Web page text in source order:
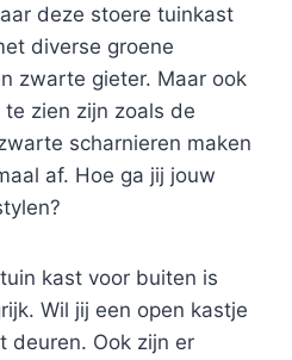
deze stoere tuinkast
diverse groene
zwarte gieter. Maar ook
zien zijn zoals de
scharnieren maken
af. Hoe ga jij jouw
kast voor buiten is
Wil jij een open kastje
deuren. Ook zijn er